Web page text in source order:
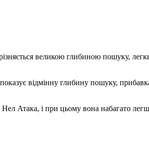
великою глибиною пошуку,
відмінну глибину пошуку, прибавка
Атака, і при цьому вона набагато